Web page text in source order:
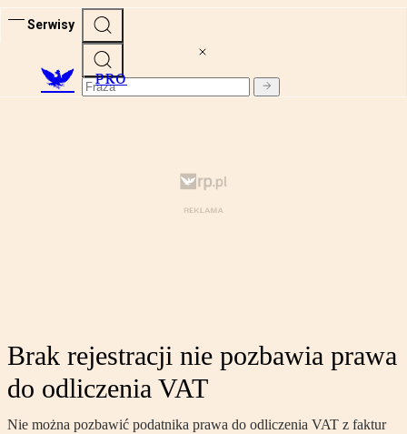
Serwisy
PRO
Brak rejestracji nie pozbawia prawa
do odliczenia VAT
Nie można pozbawić podatnika prawa do odliczenia VAT z faktur